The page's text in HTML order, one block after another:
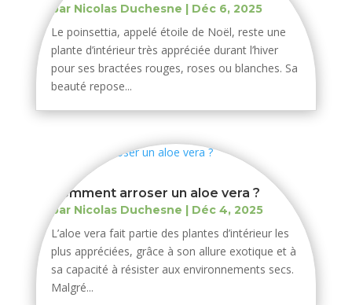
par Nicolas Duchesne | Déc 6, 2025
Le poinsettia, appelé étoile de Noël, reste une
plante d’intérieur très appréciée durant l’hiver
pour ses bractées rouges, roses ou blanches. Sa
beauté repose...
Comment arroser un aloe vera ?
par Nicolas Duchesne | Déc 4, 2025
L’aloe vera fait partie des plantes d’intérieur les
plus appréciées, grâce à son allure exotique et à
sa capacité à résister aux environnements secs.
Malgré...